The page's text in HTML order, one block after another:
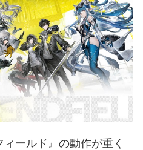
ィールド』の動作が重く